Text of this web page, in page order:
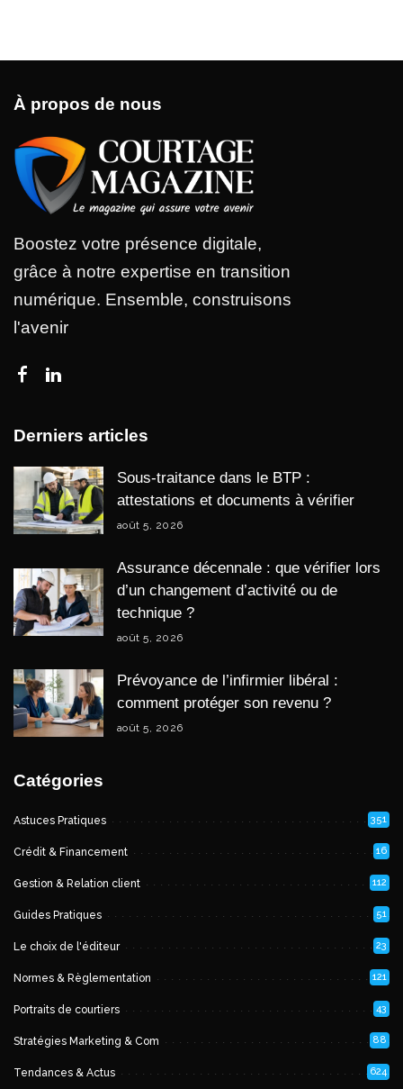
À propos de nous
Boostez votre présence digitale,
grâce à notre expertise en transition
numérique. Ensemble, construisons
l'avenir
Derniers articles
Sous-traitance dans le BTP :
attestations et documents à vérifier
août 5, 2026
Assurance décennale : que vérifier lors
d’un changement d’activité ou de
technique ?
août 5, 2026
Prévoyance de l’infirmier libéral :
comment protéger son revenu ?
août 5, 2026
Catégories
Astuces Pratiques 351
Crédit & Financement 16
Gestion & Relation client 112
Guides Pratiques 51
Le choix de l'éditeur 23
Normes & Règlementation 121
Portraits de courtiers 43
Stratégies Marketing & Com 88
Tendances & Actus 624